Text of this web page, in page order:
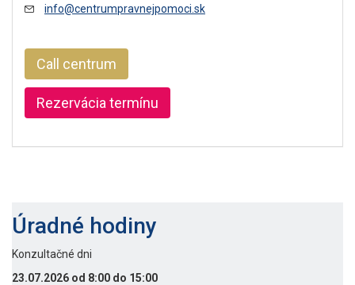
info@centrumpravnejpomoci.sk
Call centrum
Rezervácia termínu
Úradné hodiny
Konzultačné dni
23.07.2026 od 8:00 do 15:00